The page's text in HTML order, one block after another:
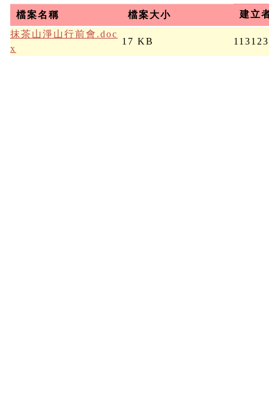
檔案名稱 檔案大小
建立
抹茶山淨山行前會.doc
x
17 KB